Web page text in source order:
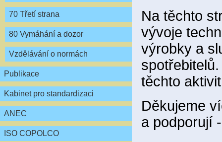
70 Třetí strana
80 Vymáhání a dozor
Vzdělávání o normách
Publikace
Kabinet pro standardizaci
ANEC
ISO COPOLCO
Na těchto
vývoje
výrobky a
těchto
Děkujeme
a podporují